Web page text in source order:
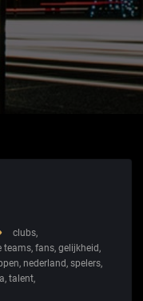
clubs,
teams, fans, gelijkheid,
, nederland, spelers,
, talent,